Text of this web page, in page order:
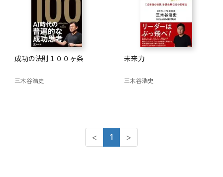
成功の法則１００ヶ条
三木谷浩史
未来力
三木谷浩史
< 1 >